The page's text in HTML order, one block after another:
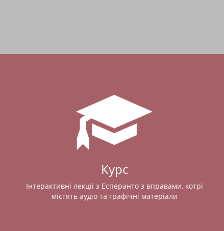
Курс
Інтерактивні лекції з Есперанто з вправами, котрі
містять аудіо та графічні матеріали